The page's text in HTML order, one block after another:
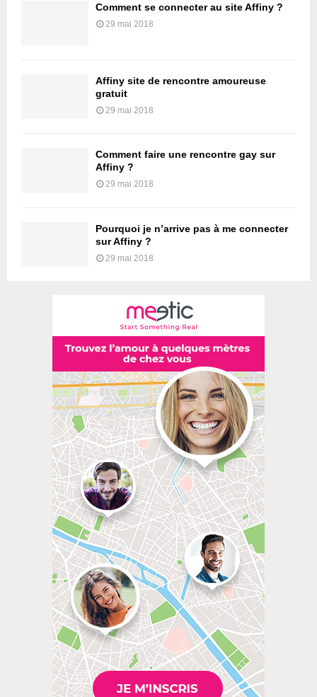
Comment se connecter au site Affiny ?
29 mai 2018
Affiny site de rencontre amoureuse
gratuit
29 mai 2018
Comment faire une rencontre gay sur
Affiny ?
29 mai 2018
Pourquoi je n’arrive pas à me connecter
sur Affiny ?
29 mai 2018